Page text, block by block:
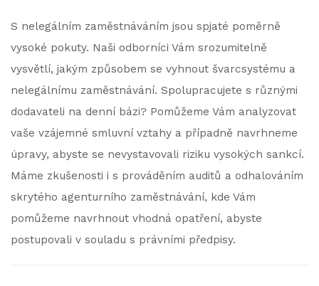
S nelegálním zaměstnáváním jsou spjaté poměrně
vysoké pokuty. Naši odborníci Vám srozumitelně
vysvětlí, jakým způsobem se vyhnout švarcsystému a
nelegálnímu zaměstnávání. Spolupracujete s různými
dodavateli na denní bázi? Pomůžeme Vám analyzovat
vaše vzájemné smluvní vztahy a případně navrhneme
úpravy, abyste se nevystavovali riziku vysokých sankcí.
Máme zkušenosti i s prováděním auditů a odhalováním
skrytého agenturního zaměstnávání, kde Vám
pomůžeme navrhnout vhodná opatření, abyste
postupovali v souladu s právními předpisy.